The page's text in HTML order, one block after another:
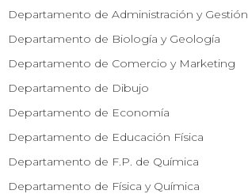
Departamento de Administración y Gestión
Departamento de Biología y Geología
Departamento de Comercio y Marketing
Departamento de Dibujo
Departamento de Economía
Departamento de Educación Física
Departamento de F.P. de Química
Departamento de Física y Química